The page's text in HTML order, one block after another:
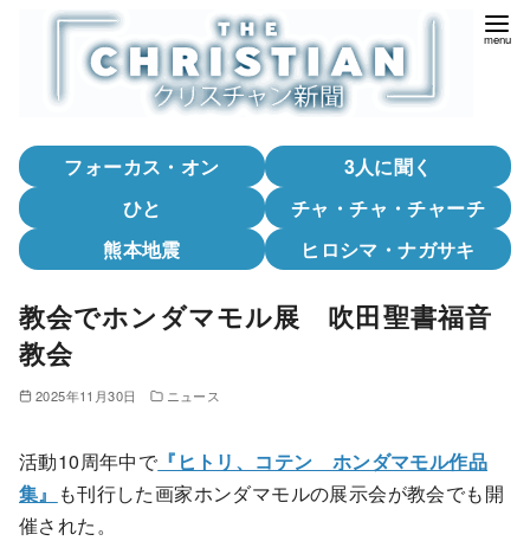
フォーカス・オン
3人に聞く
ひと
チャ・チャ・チャーチ
熊本地震
ヒロシマ・ナガサキ
教会でホンダマモル展 吹田聖書福音
教会
2025年11月30日 ニュース
活動10周年中で 『ヒトリ、コテン ホンダマモル作品
集』 も刊行した画家ホンダマモルの展示会が教会でも開
催された。